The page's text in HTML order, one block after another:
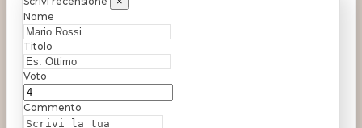
Nome
Titolo
Voto
Commento